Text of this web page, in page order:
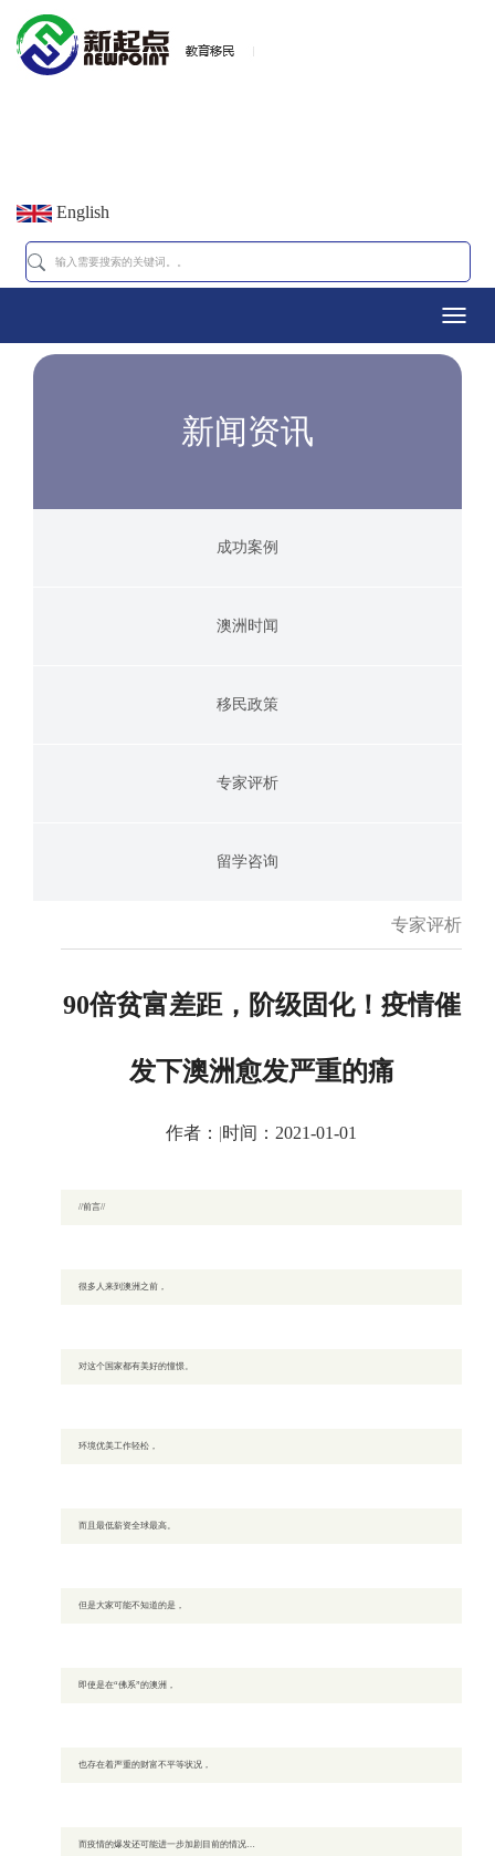
English
新闻资讯
成功案例
澳洲时闻
移民政策
专家评析
留学咨询
专家评析
90倍贫富差距，阶级固化！疫情催
发下澳洲愈发严重的痛
作者： |时间：2021-01-01
//前言//
很多人来到澳洲之前，
对这个国家都有美好的憧憬。
环境优美工作轻松，
而且最低薪资全球最高。
但是大家可能不知道的是，
即使是在“佛系”的澳洲，
也存在着严重的财富不平等状况，
而疫情的爆发还可能进一步加剧目前的情况…